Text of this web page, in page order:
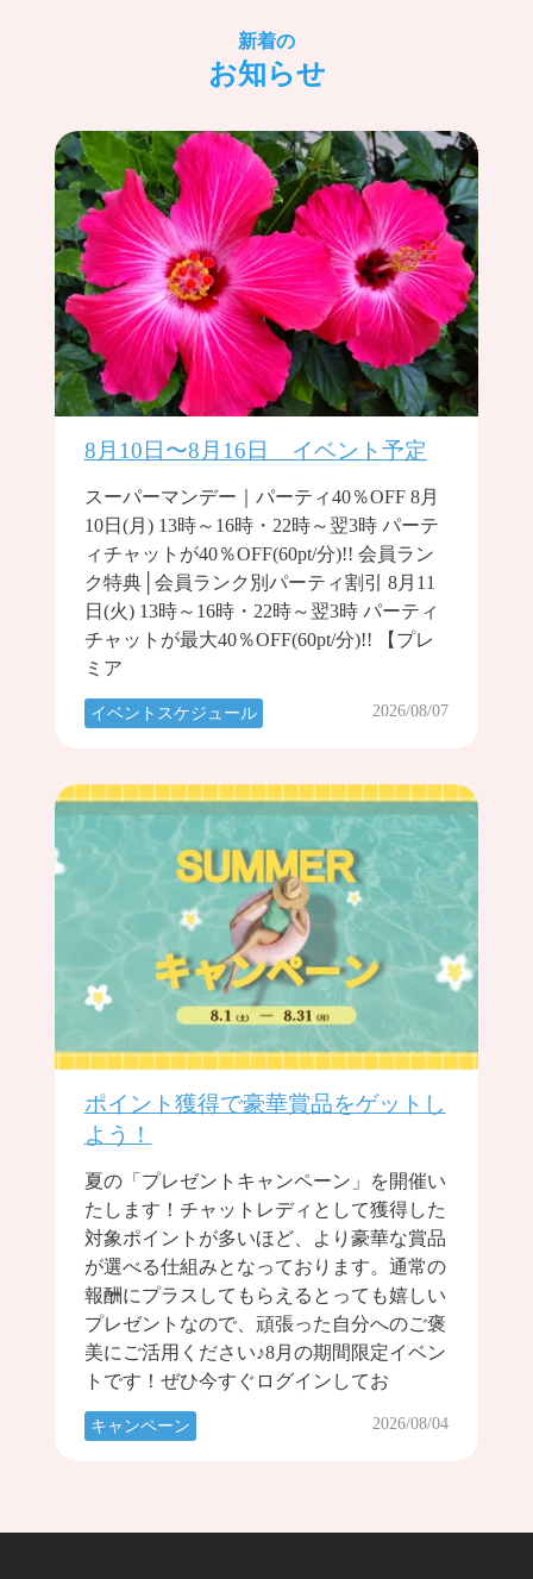
新着の
お知らせ
8月10日〜8月16日 イベント予定
スーパーマンデー｜パーティ40％OFF 8月
10日(月) 13時～16時・22時～翌3時 パーテ
ィチャットが40％OFF(60pt/分)!! 会員ラン
ク特典│会員ランク別パーティ割引 8月11
日(火) 13時～16時・22時～翌3時 パーティ
チャットが最大40％OFF(60pt/分)!! 【プレ
ミア
イベントスケジュール 2026/08/07
ポイント獲得で豪華賞品をゲットし
よう！
夏の「プレゼントキャンペーン」を開催い
たします！チャットレディとして獲得した
対象ポイントが多いほど、より豪華な賞品
が選べる仕組みとなっております。通常の
報酬にプラスしてもらえるとっても嬉しい
プレゼントなので、頑張った自分へのご褒
美にご活用ください♪8月の期間限定イベン
トです！ぜひ今すぐログインしてお
キャンペーン 2026/08/04